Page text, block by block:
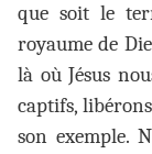
que soit le
royaume de
là où Jésus
captifs,
son exemple.